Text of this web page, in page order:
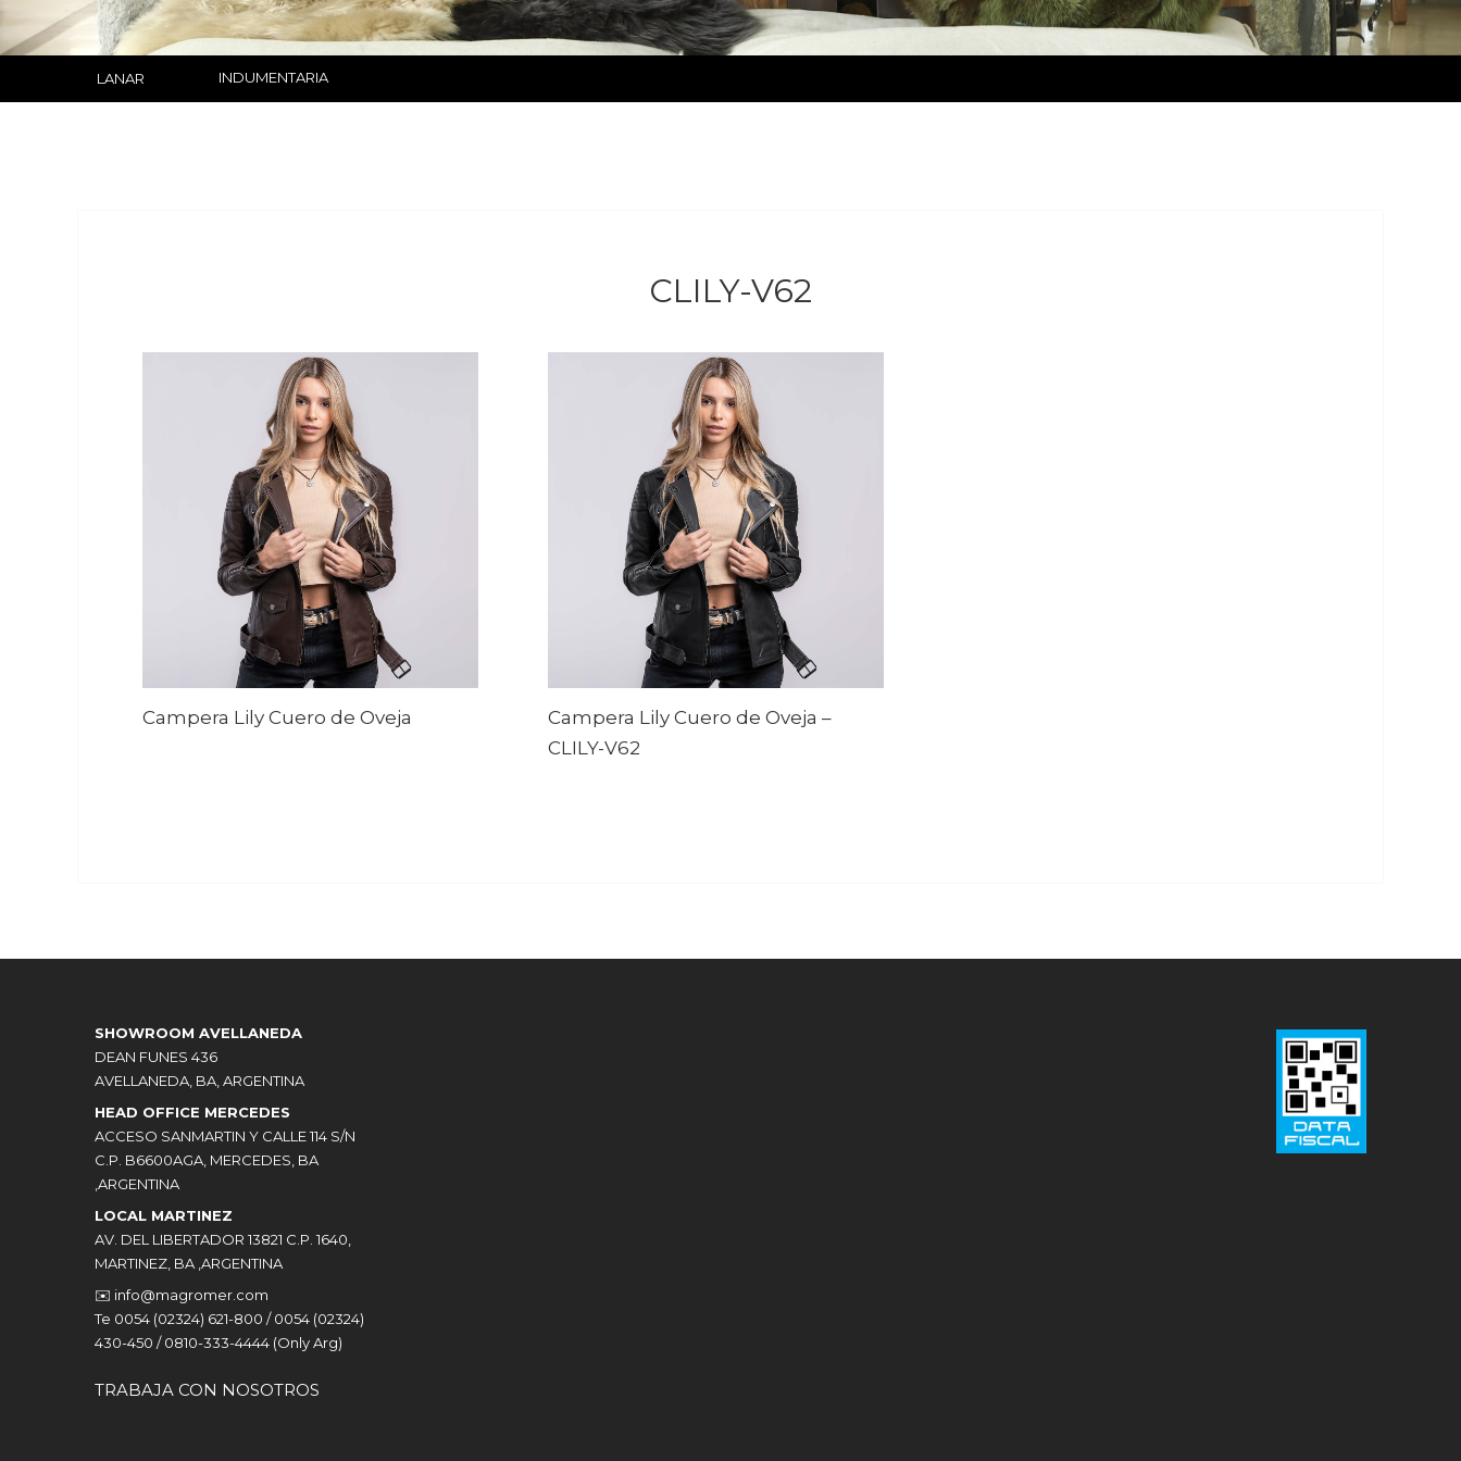
LANAR INDUMENTARIA
CLILY-V62
Campera Lily Cuero de Oveja Campera Lily Cuero de Oveja –
CLILY-V62
SHOWROOM AVELLANEDA
DEAN FUNES 436
AVELLANEDA, BA, ARGENTINA
HEAD OFFICE MERCEDES
ACCESO SANMARTIN Y CALLE 114 S/N
C.P. B6600AGA, MERCEDES, BA
,ARGENTINA
LOCAL MARTINEZ
AV. DEL LIBERTADOR 13821 C.P. 1640,
MARTINEZ, BA ,ARGENTINA
✉️ info@magromer.com
Te 0054 (02324) 621-800 / 0054 (02324)
430-450 / 0810-333-4444 (Only Arg)
TRABAJA CON NOSOTROS